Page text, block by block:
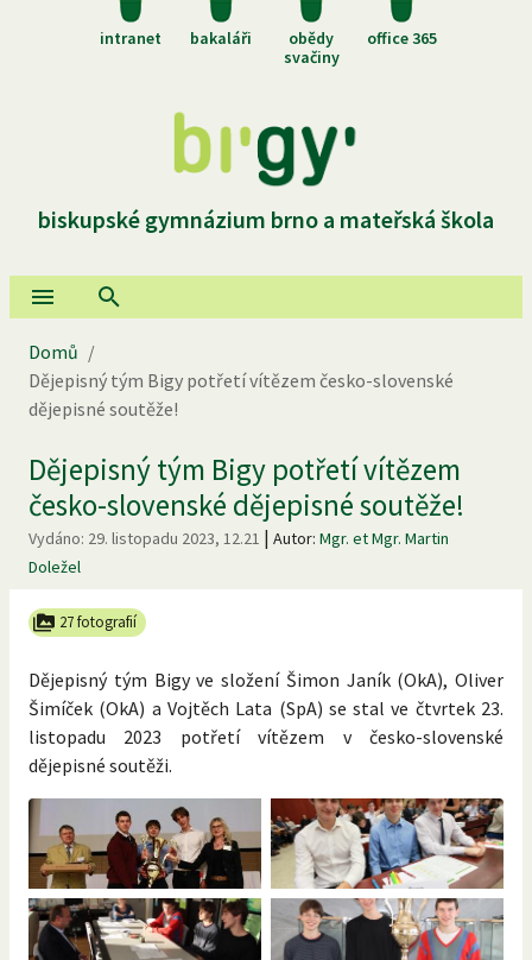
intranet bakaláři
obědy
svačiny
office 365
biskupské gymnázium brno a mateřská škola
Domů /
Dějepisný tým Bigy potřetí vítězem česko-slovenské
dějepisné soutěže!
Dějepisný tým Bigy potřetí vítězem
česko-slovenské dějepisné soutěže!
Vydáno: 29. listopadu 2023, 12.21 | Autor: Mgr. et Mgr. Martin
Doležel
27 fotografií
Dějepisný tým Bigy ve složení Šimon Janík (OkA), Oliver
Šimíček (OkA) a Vojtěch Lata (SpA) se stal ve čtvrtek 23.
listopadu 2023 potřetí vítězem v česko-slovenské
dějepisné soutěži.